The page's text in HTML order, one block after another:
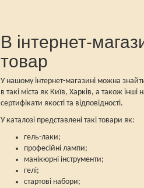
В інтернет-
товар
У нашому інтернет-магазині можна
в такі міста як Київ, Харків, а також
сертифікати якості та відповідності.
У каталозі представлені такі товари як:
гель-лаки;
професійні лампи;
манікюрні інструменти;
гелі;
стартові набори;